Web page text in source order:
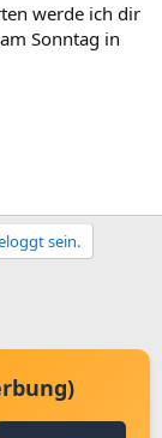
werde ich dir
Sonntag in
sein.